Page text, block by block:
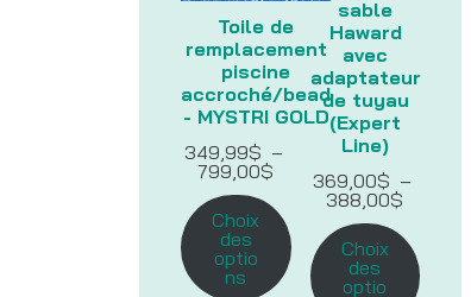
Toile de
remplacement
piscine
accroché/bead
- MYSTRI GOLD
349,99$ –
799,00$ Plage
prix :
349,99$
799,00$
Choix
des
optio
ns
sable
Haward
avec
adaptateur
de tuyau
(Expert
Line)
369,00$ –
388,00$
prix :
369,00$
Choix
des
optio